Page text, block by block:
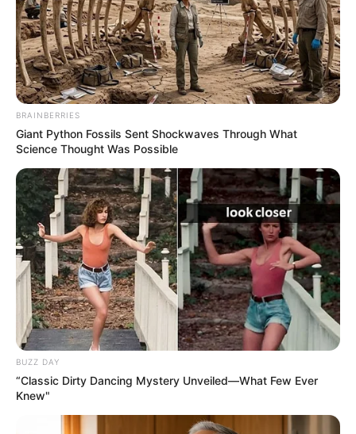
BRAINBERRIES
Giant Python Fossils Sent Shockwaves Through What
Science Thought Was Possible
BUZZ DAY
“Classic Dirty Dancing Mystery Unveiled—What Few Ever
Knew"